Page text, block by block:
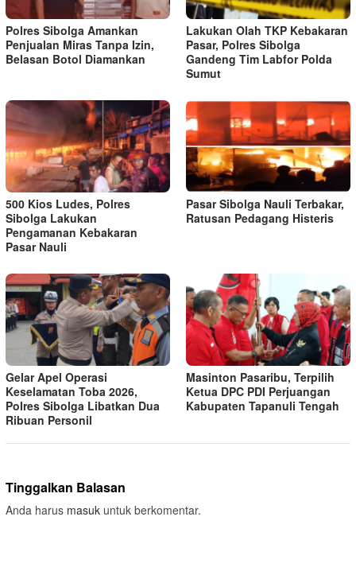
Polres Sibolga Amankan
Penjualan Miras Tanpa Izin,
Belasan Botol Diamankan
Lakukan Olah TKP Kebakaran
Pasar, Polres Sibolga
Gandeng Tim Labfor Polda
Sumut
500 Kios Ludes, Polres
Sibolga Lakukan
Pengamanan Kebakaran
Pasar Nauli
Pasar Sibolga Nauli Terbakar,
Ratusan Pedagang Histeris
Gelar Apel Operasi
Keselamatan Toba 2026,
Polres Sibolga Libatkan Dua
Ribuan Personil
Masinton Pasaribu, Terpilih
Ketua DPC PDI Perjuangan
Kabupaten Tapanuli Tengah
Tinggalkan Balasan
Anda harus masuk untuk berkomentar.